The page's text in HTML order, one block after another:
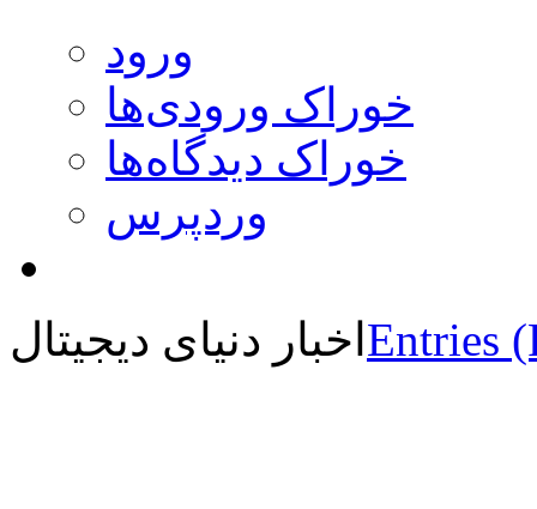
ورود
خوراک ورودی‌ها
خوراک دیدگاه‌ها
وردپرس
اخبار دنیای دیجیتال Entries